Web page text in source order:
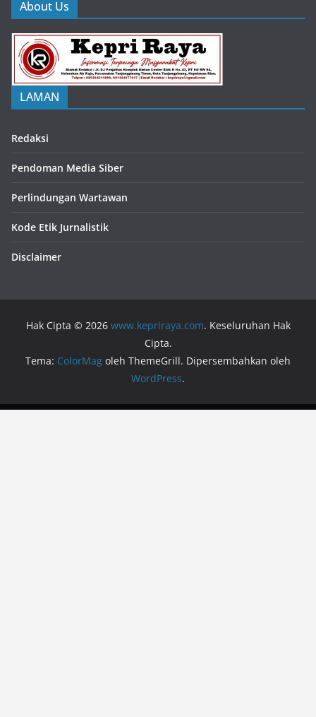
About Us
LAMAN
Redaksi
Pendoman Media Siber
Perlindungan Wartawan
Kode Etik Jurnalistik
Disclaimer
Hak Cipta © 2026 www.kepriraya.com. Keseluruhan Hak
Cipta.
Tema: ColorMag oleh ThemeGrill. Dipersembahkan oleh
WordPress.